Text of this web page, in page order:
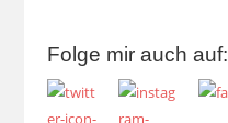
Folge mir auch auf: